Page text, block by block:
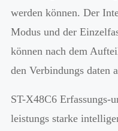
werden können. Der
Modus und der
können nach dem
den Verbindungs daten
ST-X48C6 Erfassungs-
leistungs starke